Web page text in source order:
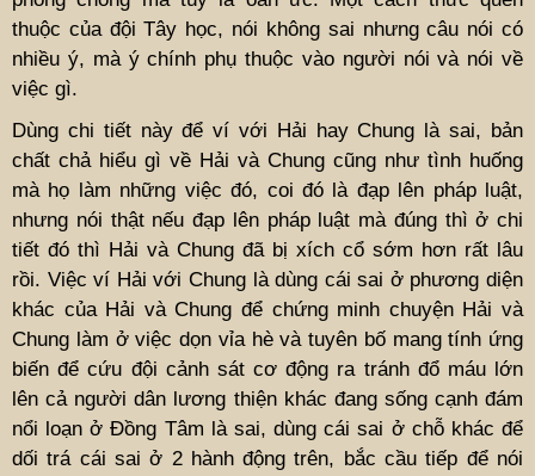
thuộc của đội Tây học, nói không sai nhưng câu nói có
nhiều ý, mà ý chính phụ thuộc vào người nói và nói về
việc gì.
Dùng chi tiết này để ví với Hải hay Chung là sai, bản
chất chả hiểu gì về Hải và Chung cũng như tình huống
mà họ làm những việc đó, coi đó là đạp lên pháp luật,
nhưng nói thật nếu đạp lên pháp luật mà đúng thì ở chi
tiết đó thì Hải và Chung đã bị xích cổ sớm hơn rất lâu
rồi. Việc ví Hải với Chung là dùng cái sai ở phương diện
khác của Hải và Chung để chứng minh chuyện Hải và
Chung làm ở việc dọn vỉa hè và tuyên bố mang tính ứng
biến để cứu đội cảnh sát cơ động ra tránh đổ máu lớn
lên cả người dân lương thiện khác đang sống cạnh đám
nổi loạn ở Đồng Tâm là sai, dùng cái sai ở chỗ khác để
dối trá cái sai ở 2 hành động trên, bắc cầu tiếp để nói